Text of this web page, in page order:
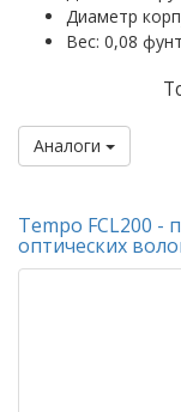
Диаметр
Вес: 0,08
Аналоги
Tempo FCL200 -
оптических